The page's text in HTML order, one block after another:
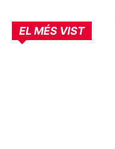
EL MÉS VIST